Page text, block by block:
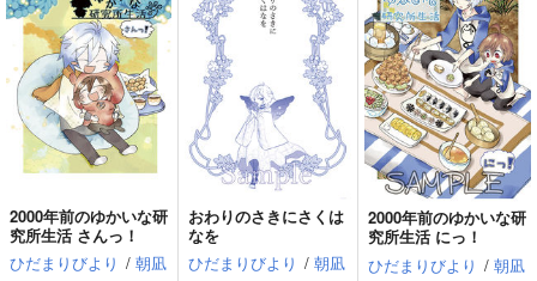
2000年前のゆかいな研
究所生活 さんっ！
ひだまりびより / 朝凪
おわりのさきにさくは
なを
ひだまりびより / 朝凪
2000年前のゆかいな研
究所生活 にっ！
ひだまりびより / 朝凪